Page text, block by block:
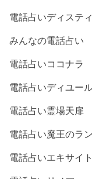
電話占いディステ
みんなの電話占い
電話占いココナラ
電話占いディユー
電話占い霊場天扉
電話占い魔王のラ
電話占いエキサイト